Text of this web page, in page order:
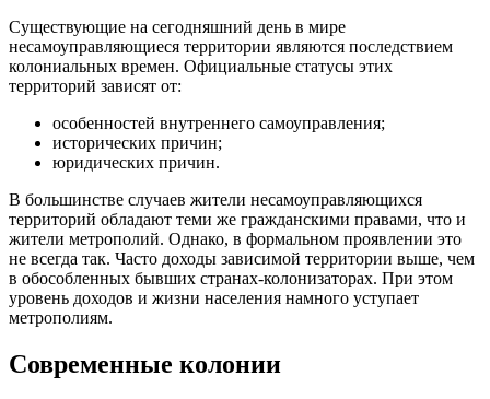
Существующие на сегодняшний день в мире
несамоуправляющиеся территории являются последствием
колониальных времен. Официальные статусы этих
территорий зависят от:
особенностей внутреннего самоуправления;
исторических причин;
юридических причин.
В большинстве случаев жители несамоуправляющихся
территорий обладают теми же гражданскими правами, что и
жители метрополий. Однако, в формальном проявлении это
не всегда так. Часто доходы зависимой территории выше, чем
в обособленных бывших странах-колонизаторах. При этом
уровень доходов и жизни населения намного уступает
метрополиям.
Современные колонии